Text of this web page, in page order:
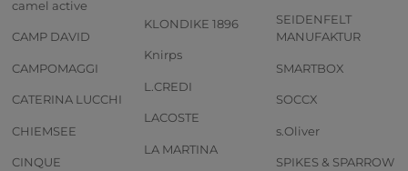
camel active
CAMP DAVID
CAMPOMAGGI
CATERINA LUCCHI
CHIEMSEE
CINQUE
KLONDIKE 1896
Knirps
L.CREDI
LACOSTE
LA MARTINA
SEIDENFELT
MANUFAKTUR
SMARTBOX
SOCCX
s.Oliver
SPIKES & SPARROW